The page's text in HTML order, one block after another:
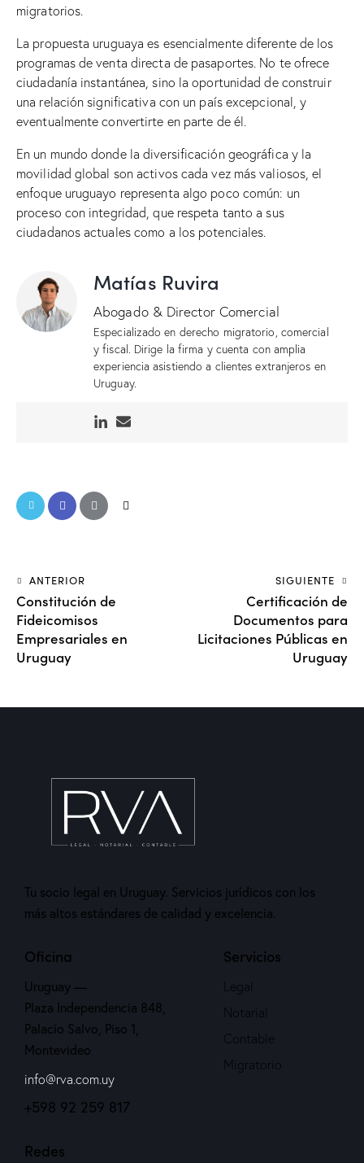
migratorios.
La propuesta uruguaya es esencialmente diferente de los
programas de venta directa de pasaportes. No te ofrece
ciudadanía instantánea, sino la oportunidad de construir
una relación significativa con un país excepcional, y
eventualmente convertirte en parte de él.
En un mundo donde la diversificación geográfica y la
movilidad global son activos cada vez más valiosos, el
enfoque uruguayo representa algo poco común: un
proceso con integridad, que respeta tanto a sus
ciudadanos actuales como a los potenciales.
Matías Ruvira
Abogado & Director Comercial
Especializado en derecho migratorio, comercial
y fiscal. Dirige la firma y cuenta con amplia
experiencia asistiendo a clientes extranjeros en
Uruguay.
ANTERIOR
Constitución de
Fideicomisos
Empresariales en
Uruguay
SIGUIENTE
Certificación de
Documentos para
Licitaciones Públicas en
Uruguay
Tu socio legal en Uruguay. Servicios jurídicos con los
más altos estándares de calidad y excelencia.
Oficina
Uruguay —
Plaza Independencia 848,
Palacio Salvo, Piso 1,
Montevideo
info@rva.com.uy
+598 92 259 817
Servicios
Legal
Notarial
Contable
Migratorio
Redes